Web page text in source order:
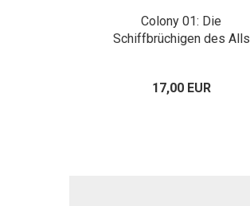
Colony 01: Die
Schiffbrüchigen des Alls
17,00 EUR